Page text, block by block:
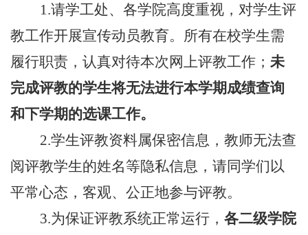
1.请学工处、各学院高度重视，对学生评
教工作开展宣传动员教育。所有在校学生需
履行职责，认真对待本次网上评教工作； 未
完成评教的学生将无法进行本学期成绩查询
和下学期的选课工作。
2.学生评教资料属保密信息，教师无法查
阅评教学生的姓名等隐私信息，请同学们以
平常心态，客观、公正地参与评教。
3.为保证评教系统正常运行， 各二级学院